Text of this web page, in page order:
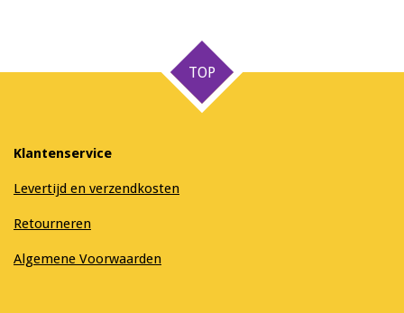
TOP
Klantenservice
Levertijd en verzendkosten
Retourneren
Algemene Voorwaarden